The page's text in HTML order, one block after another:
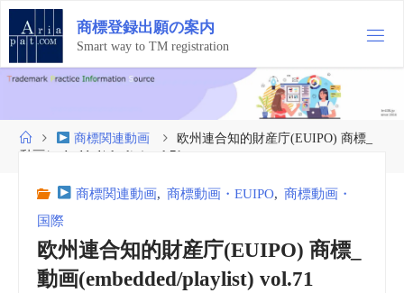
コ
テ
ン
ツ
ス
商標登録出願の案内
Smart way to TM registration
ホ
ー
商標関連動画
欧州連合知的財産庁(EUIPO) 商標_
動画(embedded/playlist) vol.71
商標関連動画, 商標動画・EUIPO, 商標動画・
国際
欧州連合知的財産庁(EUIPO) 商標_
動画(embedded/playlist) vol.71